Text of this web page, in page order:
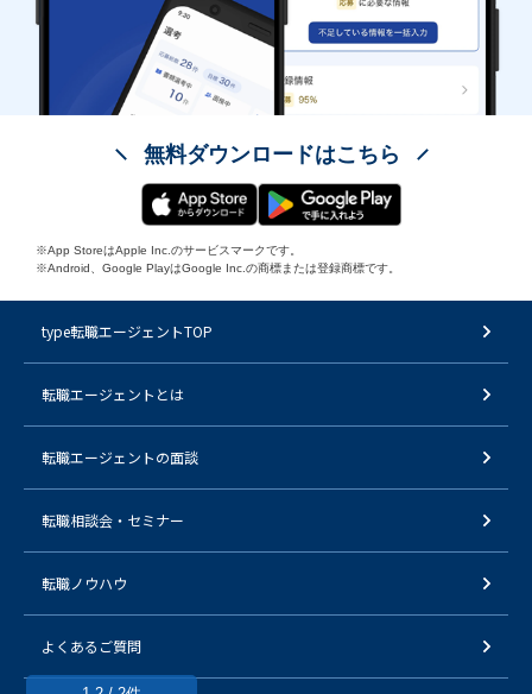
無料ダウンロードはこちら
※App StoreはApple Inc.のサービスマークです。
※Android、Google PlayはGoogle Inc.の商標または登録商標です。
type転職エージェントTOP
転職エージェントとは
転職エージェントの面談
転職相談会・セミナー
転職ノウハウ
よくあるご質問